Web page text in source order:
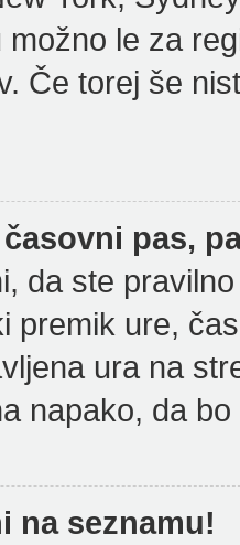
le za
Če torej še
pas,
da ste
premik ure,
ura na
napako, da
na seznamu!